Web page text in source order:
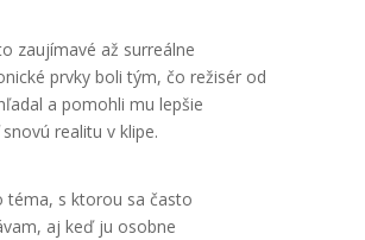
zaujímavé až surreálne
prvky boli tým, čo režisér od
a pomohli mu lepšie
realitu v klipe.
téma, s ktorou sa často
aj keď ju osobne